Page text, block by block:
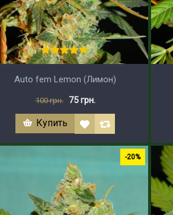
Auto fem Lemon (Лимон)
100 грн. 75 грн.
Купить
-20%